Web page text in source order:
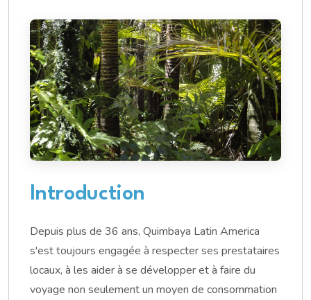
Introduction
Depuis plus de 36 ans, Quimbaya Latin America
s'est toujours engagée à respecter ses prestataires
locaux, à les aider à se développer et à faire du
voyage non seulement un moyen de consommation